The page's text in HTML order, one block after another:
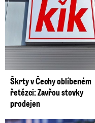
Škrty v Čechy oblíbeném
řetězci: Zavřou stovky
prodejen